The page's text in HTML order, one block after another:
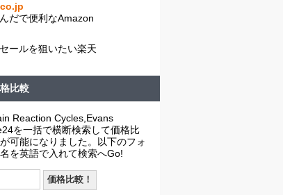
だで便利なAmazon
ールを狙いたい楽天
比較
Reaction Cycles,Evans
を一括で横断検索して価格比
可能になりました。以下のフォ
を英語で入れて検索へGo!